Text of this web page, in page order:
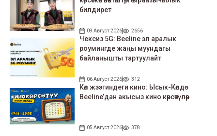
билдирет
09 Август 2026 2656
Чексиз 5G: Beeline эл аралык
роумингде жаңы муундагы
байланышты тартуулайт
06 Август 2026 312
Көл жээгиндеги кино: Ысык-Көлдө
Beeline’дан акысыз кино көрсөтүлөр
05 Август 2026 378